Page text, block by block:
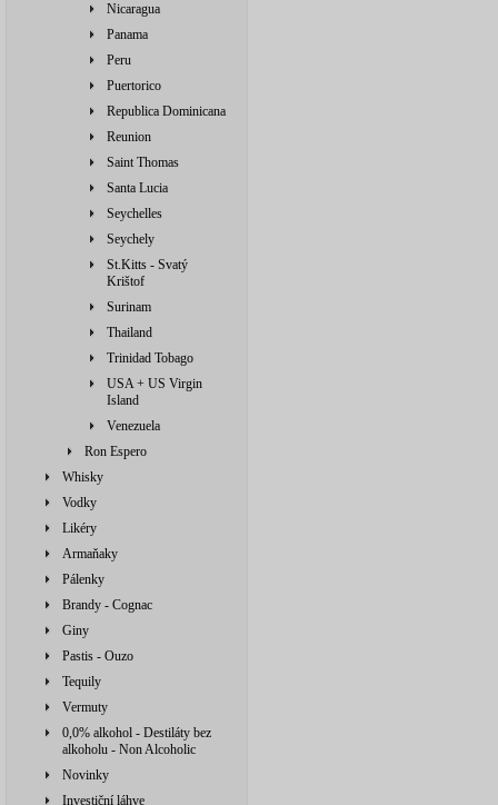
Nicaragua
Panama
Peru
Puertorico
Republica Dominicana
Reunion
Saint Thomas
Santa Lucia
Seychelles
Seychely
St.Kitts - Svatý
Krištof
Surinam
Thailand
Trinidad Tobago
USA + US Virgin
Island
Venezuela
Ron Espero
Whisky
Vodky
Likéry
Armaňaky
Pálenky
Brandy - Cognac
Giny
Pastis - Ouzo
Tequily
Vermuty
0,0% alkohol - Destiláty bez
alkoholu - Non Alcoholic
Novinky
Investiční láhve